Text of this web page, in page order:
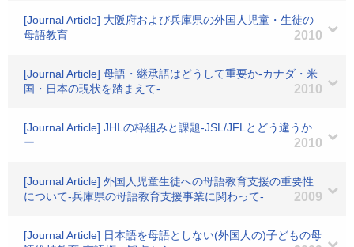
[Journal Article] 大阪府および兵庫県の外国人児童・生徒の
母語教育
2010
[Journal Article] 母語・継承語はどうして重要か-カナダ・米
国・日本の現状を踏まえて-
2010
[Journal Article] JHLの枠組みと課題-JSL/JFLとどう違うか
ー
2010
[Journal Article] 外国人児童生徒への母語教育支援の重要性
について-兵庫県の母語教育支援事業に関わって-
2009
[Journal Article] 日本語を母語としない(外国人の)子どもの母